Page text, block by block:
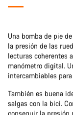
Una bomba de pie
la presión de las
lecturas coherentes
manómetro digital.
intercambiables
También es buena
salgas con la bici.